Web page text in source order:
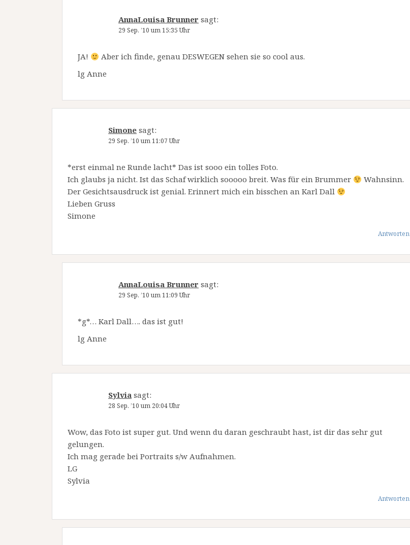
AnnaLouisa Brunner sagt:
29 Sep. ’10 um 15:35 Uhr
JA!
Aber ich finde, genau DESWEGEN sehen sie so cool aus.
lg Anne
Simone sagt:
29 Sep. ’10 um 11:07 Uhr
*erst einmal ne Runde lacht* Das ist sooo ein tolles Foto.
Ich glaubs ja nicht. Ist das Schaf wirklich sooooo breit. Was für ein Brummer
Wahnsinn.
Der Gesichtsausdruck ist genial. Erinnert mich ein bisschen an Karl Dall
Lieben Gruss
Simone
Antworten
AnnaLouisa Brunner sagt:
29 Sep. ’10 um 11:09 Uhr
*g*… Karl Dall…. das ist gut!
lg Anne
Sylvia sagt:
28 Sep. ’10 um 20:04 Uhr
Wow, das Foto ist super gut. Und wenn du daran geschraubt hast, ist dir das sehr gut
gelungen.
Ich mag gerade bei Portraits s/w Aufnahmen.
LG
Sylvia
Antworten